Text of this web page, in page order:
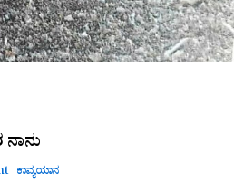
ಕಾವ್ಯಯಾನ